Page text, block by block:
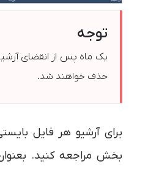
توجه
یک ماه پس از انقضای
حذف خواهند شد.
برای آرشیو هر فایل
بخش مراجعه کنید.